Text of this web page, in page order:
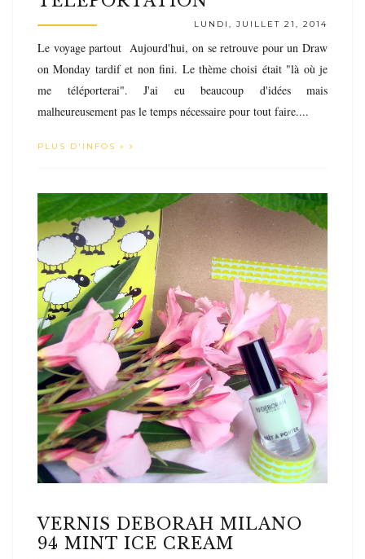
LUNDI, JUILLET 21, 2014
Le voyage partout Aujourd'hui, on se retrouve pour un Draw
on Monday tardif et non fini. Le thème choisi était "là où je
me téléporterai". J'ai eu beaucoup d'idées mais
malheureusement pas le temps nécessaire pour tout faire....
PLUS D'INFOS »
VERNIS DEBORAH MILANO
94 MINT ICE CREAM